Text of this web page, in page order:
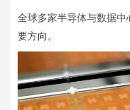
全球多家半导体与数据
要方向。